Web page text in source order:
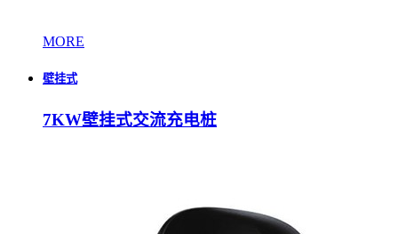
MORE
壁挂式
7KW壁挂式交流充电桩